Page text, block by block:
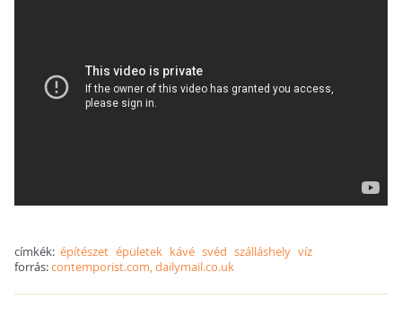
címkék: építészet épületek kávé svéd szálláshely víz
forrás:contemporist.com, dailymail.co.uk